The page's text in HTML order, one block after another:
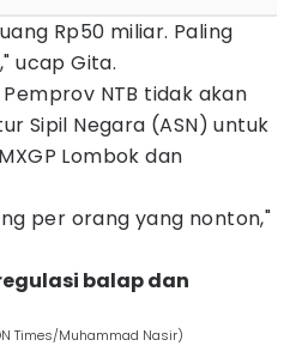
Rp50 miliar. Paling
ucap Gita.
NTB tidak akan
Sipil Negara (ASN) untuk
Lombok dan
per orang yang nonton,"
balap dan
Times/Muhammad Nasir)